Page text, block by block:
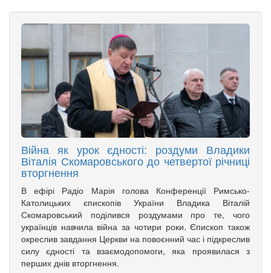
Війна як урок єдності: роздуми Владики
Віталія Скомаровського до четвертої річниці
вторгнення
В ефірі Радіо Марія голова Конференції Римсько-
Католицьких єпископів України Владика Віталій
Скомаровський поділився роздумами про те, чого
українців навчила війна за чотири роки. Єпископ також
окреслив завдання Церкви на повоєнний час і підкреслив
силу єдності та взаємодопомоги, яка проявилася з
перших днів вторгнення.